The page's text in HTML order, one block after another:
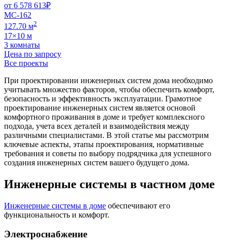
от 6 578 613₽
МС-162
127.70 м2
17×10 м
3 комнаты
Цена по запросу
Все проекты
При проектировании инженерных систем дома необходимо
учитывать множество факторов, чтобы обеспечить комфорт,
безопасность и эффективность эксплуатации. Грамотное
проектирование инженерных систем является основой
комфортного проживания в доме и требует комплексного
подхода, учета всех деталей и взаимодействия между
различными специалистами. В этой статье мы рассмотрим
ключевые аспекты, этапы проектирования, нормативные
требования и советы по выбору подрядчика для успешного
создания инженерных систем вашего будущего дома.
Инженерные системы в частном доме
Инженерные системы в доме обеспечивают его
функциональность и комфорт.
Электроснабжение